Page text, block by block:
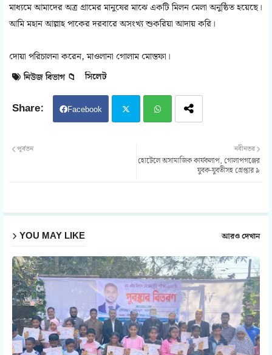
মাধ্যমে আমাদের অত্র গ্রামের মানুষের মাঝে একটি মিলন মেলা অনুষ্ঠিত হয়েছে।
আমি মহান আল্লাহ পাকের দরবারে অসংখ্য শুকরিয়া আদায় করি।
দোয়া পরিচালনা করেন, মাওলানা গোলাম মোস্তফা।
নিউজ বিভাগ 📁 সিলেট
Facebook
atsa
নবীনতর
হোটেলে অসামাজিক কার্যকলাপ, গোলাপগঞ্জের
যুবক-যুবতীসহ গ্রেপ্তার ৯
পূর্বতন
YOU MAY LIKE আরও দেখান